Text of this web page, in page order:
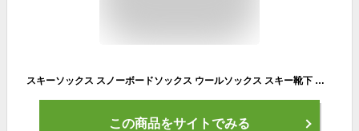
スキーソックス スノーボードソックス ウールソックス スキー靴下 スノーボード靴下 段階着圧設計 抗菌防臭 スポーツ靴下 登山ソックス ハイキングソックス メンズ レディース 男女兼用 グレー＆ブルー Ｌ
この商品をサイトでみる